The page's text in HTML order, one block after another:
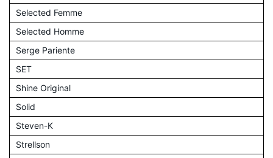
Selected Femme
Selected Homme
Serge Pariente
SET
Shine Original
Solid
Steven-K
Strellson